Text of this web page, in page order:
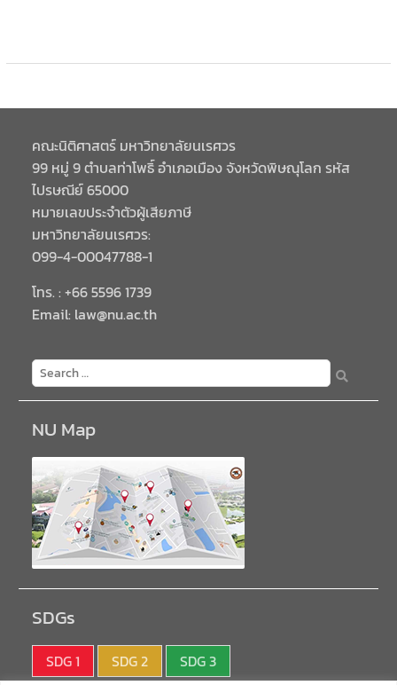
คณะนิติศาสตร์ มหาวิทยาลัยนเรศวร
99 หมู่ 9 ตำบลท่าโพธิ์ อำเภอเมือง จังหวัดพิษณุโลก รหัส
ไปรษณีย์ 65000
หมายเลขประจำตัวผู้เสียภาษี
มหาวิทยาลัยนเรศวร:
099-4-00047788-1
โทร. : +66 5596 1739
Email: law@nu.ac.th
NU Map
SDGs
SDG 1 SDG 2 SDG 3